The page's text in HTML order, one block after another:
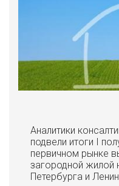
Аналитики
подвели итоги I
первичном рынке
загородной жилой
Петербурга и